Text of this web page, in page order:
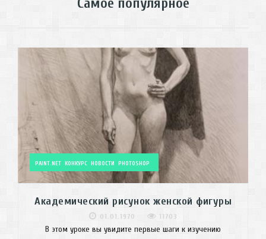
PAINT.NET КОНКУРС НОВОСТИ PHOTOSHOP
Академический рисунок женской фигуры
01.01.1970 11703
В этом уроке вы увидите первые шаги к изучению